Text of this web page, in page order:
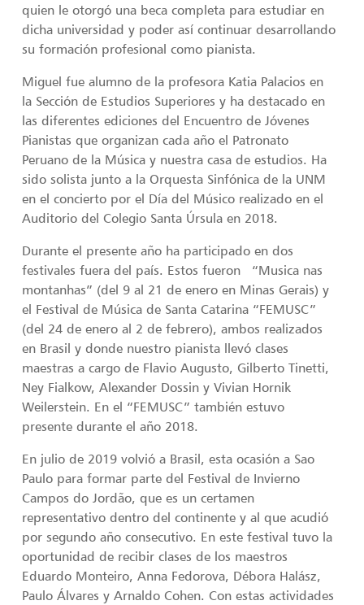
quien le otorgó una beca completa para estudiar en
dicha universidad y poder así continuar desarrollando
su formación profesional como pianista.
Miguel fue alumno de la profesora Katia Palacios en
la Sección de Estudios Superiores y ha destacado en
las diferentes ediciones del Encuentro de Jóvenes
Pianistas que organizan cada año el Patronato
Peruano de la Música y nuestra casa de estudios. Ha
sido solista junto a la Orquesta Sinfónica de la UNM
en el concierto por el Día del Músico realizado en el
Auditorio del Colegio Santa Úrsula en 2018.
Durante el presente año ha participado en dos
festivales fuera del país. Estos fueron “Musica nas
montanhas” (del 9 al 21 de enero en Minas Gerais) y
el Festival de Música de Santa Catarina “FEMUSC”
(del 24 de enero al 2 de febrero), ambos realizados
en Brasil y donde nuestro pianista llevó clases
maestras a cargo de Flavio Augusto, Gilberto Tinetti,
Ney Fialkow, Alexander Dossin y Vivian Hornik
Weilerstein. En el “FEMUSC” también estuvo
presente durante el año 2018.
En julio de 2019 volvió a Brasil, esta ocasión a Sao
Paulo para formar parte del Festival de Invierno
Campos do Jordão, que es un certamen
representativo dentro del continente y al que acudió
por segundo año consecutivo. En este festival tuvo la
oportunidad de recibir clases de los maestros
Eduardo Monteiro, Anna Fedorova, Débora Halász,
Paulo Álvares y Arnaldo Cohen. Con estas actividades